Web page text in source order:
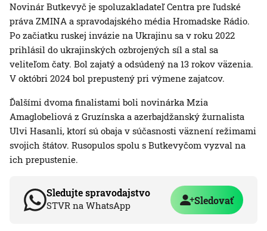
Novinár Butkevyč je spoluzakladateľ Centra pre ľudské
práva ZMINA a spravodajského média Hromadske Rádio.
Po začiatku ruskej invázie na Ukrajinu sa v roku 2022
prihlásil do ukrajinských ozbrojených síl a stal sa
veliteľom čaty. Bol zajatý a odsúdený na 13 rokov väzenia.
V októbri 2024 bol prepustený pri výmene zajatcov.
Ďalšími dvoma finalistami boli novinárka Mzia
Amaglobeliová z Gruzínska a azerbajdžanský žurnalista
Ulvi Hasanli, ktorí sú obaja v súčasnosti väznení režimami
svojich štátov. Rusopulos spolu s Butkevyčom vyzval na
ich prepustenie.
Sledujte spravodajstvo
STVR na WhatsApp Sledovať